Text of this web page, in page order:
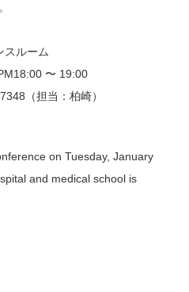
スルーム
〜 19:00
（担当：柏崎）
on Tuesday, January
and medical school is